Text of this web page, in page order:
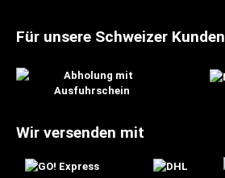
Für unsere Schweizer Kunden
Wir versenden mit